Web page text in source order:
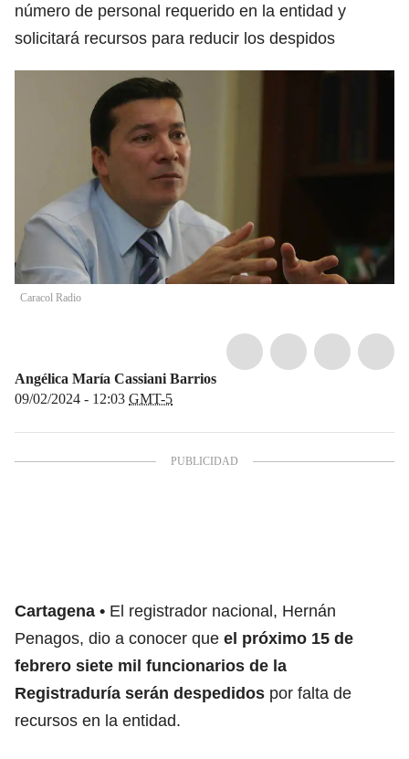
número de personal requerido en la entidad y
solicitará recursos para reducir los despidos
Caracol Radio
Angélica María Cassiani Barrios
09/02/2024 - 12:03 GMT-5
Cartagena
El registrador nacional, Hernán
Penagos, dio a conocer que el próximo 15 de
febrero siete mil funcionarios de la
Registraduría serán despedidos por falta de
recursos en la entidad.